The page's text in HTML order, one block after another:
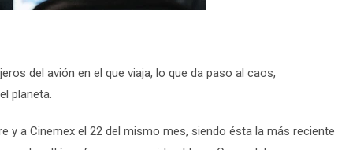
del avión en el que viaja, lo que da paso al caos,
planeta.
y a Cinemex el 22 del mismo mes, siendo ésta la más reciente